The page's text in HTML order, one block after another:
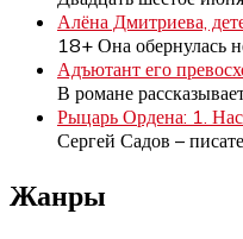
Алёна Дмитриева,
18+ Она обернулась
Адъютант его
В романе
Рыцарь Ордена: 1.
Сергей Садов –
Жанры